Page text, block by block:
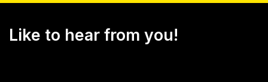
Like to hear from you!